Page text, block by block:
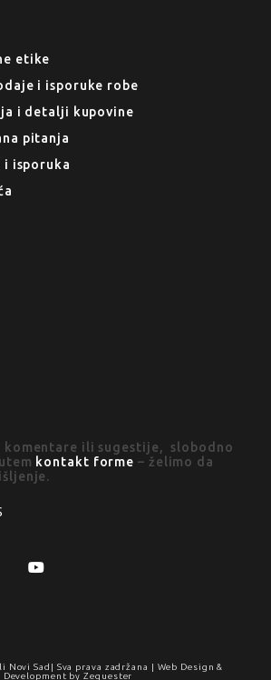
etike
i isporuke robe
i detalji kupovine
pitanja
i isporuka
ili sugestije, slobodno
kontakt forme – želimo da
Novi Sad | Sva prava zadržana | Web Design &
Development byZequester